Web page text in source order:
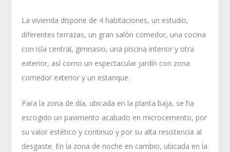
La vivienda dispone de 4 habitaciones, un estudio,
diferentes terrazas, un gran salón comedor, una cocina
con isla central, gimnasio, una piscina interior y otra
exterior, así como un espectacular jardín con zona
comedor exterior y un estanque.
Para la zona de día, ubicada en la planta baja, se ha
escogido un pavimento acabado en microcemento, por
su valor estético y continuo y por su alta resistencia al
desgaste. En la zona de noche en cambio, ubicada en la